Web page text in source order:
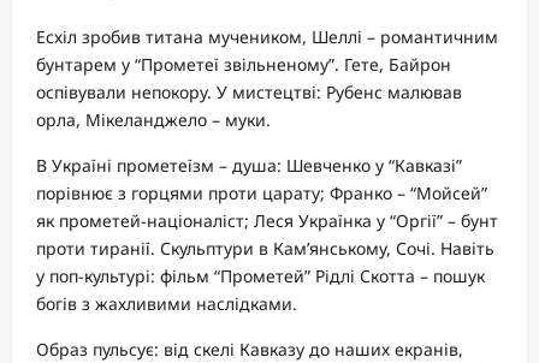
Есхіл зробив титана мучеником, Шеллі – романтичним
бунтарем у “Прометеї звільненому”. Гете, Байрон
оспівували непокору. У мистецтві: Рубенс малював
орла, Мікеланджело – муки.
В Україні прометеїзм – душа: Шевченко у “Кавказі”
порівнює з горцями проти царату; Франко – “Мойсей”
як прометей-націоналіст; Леся Українка у “Оргії” – бунт
проти тиранії. Скульптури в Кам’янському, Сочі. Навіть
у поп-культурі: фільм “Прометей” Рідлі Скотта – пошук
богів з жахливими наслідками.
Образ пульсує: від скелі Кавказу до наших екранів,